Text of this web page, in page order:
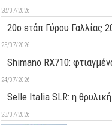
28/07/2026
20ο ετάπ Γύρου Γαλλίας
25/07/2026
Shimano RX710:
24/07/2026
Selle Italia SLR: η
23/07/2026